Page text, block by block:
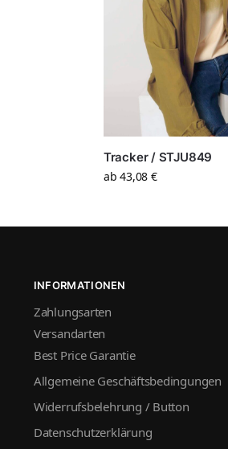
Tracker / STJU849
ab43,08 €
INFORMATIONEN
Zahlungsarten
Versandarten
Best Price Garantie
Allgemeine Geschäftsbedingungen
Widerrufsbelehrung / Button
Datenschutzerklärung